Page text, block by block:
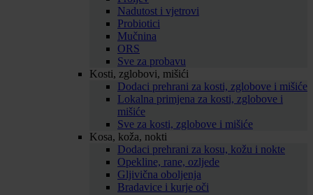
Nadutost i vjetrovi
Probiotici
Mučnina
ORS
Sve za probavu
Kosti, zglobovi, mišići
Dodaci prehrani za kosti, zglobove i mišiće
Lokalna primjena za kosti, zglobove i
mišiće
Sve za kosti, zglobove i mišiće
Kosa, koža, nokti
Dodaci prehrani za kosu, kožu i nokte
Opekline, rane, ozljede
Gljivična oboljenja
Bradavice i kurje oči